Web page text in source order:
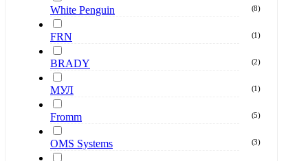
White Penguin (8)
FRN (1 )
BRADY (2)
МУЛ (1 )
Fromm (5)
OMS Systems (3)